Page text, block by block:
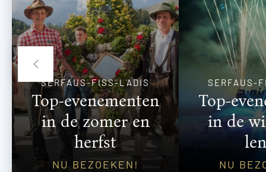
SERFAUS-FISS-LADIS
Top-evenementen
in de zomer en
herfst
NU BEZOEKEN!
SERFAUS-
Top-
in de
NU